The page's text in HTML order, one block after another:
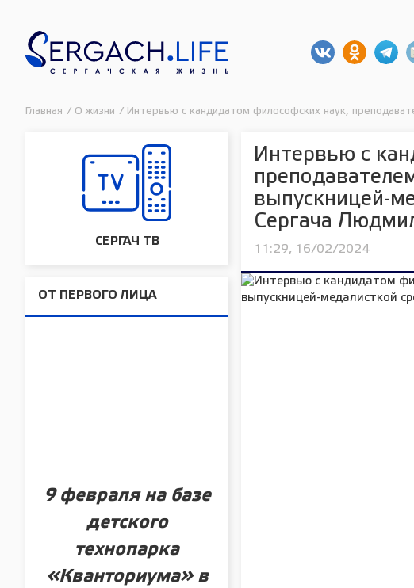
Главная / О жизни / Интервью с кандидатом философских наук,
СЕРГАЧ ТВ
ОТ ПЕРВОГО ЛИЦА
9 февраля на базе
детского
технопарка
«Кванториума» в
Интервью с
выпускницей-
Сергача
11:29, 16/02/2024